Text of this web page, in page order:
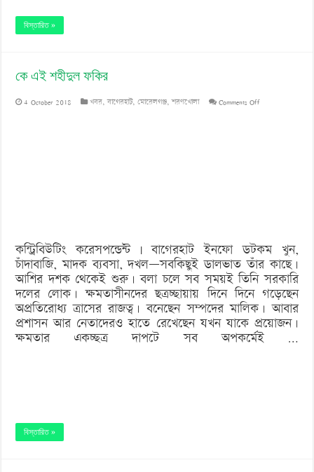
বিস্তারিত »
কে এই শহীদুল ফকির
4 October 2018 খবর,বাগেরহাট,মোরেলগঞ্জ,শরণখোলা Comments Offon
কন্ট্রিবিউটিং করেসপন্ডেন্ট | বাগেরহাট ইনফো ডটকম খুন,
চাঁদাবাজি, মাদক ব্যবসা, দখল—সবকিছুই ডালভাত তাঁর কাছে।
আশির দশক থেকেই শুরু। বলা চলে সব সময়ই তিনি সরকারি
দলের লোক। ক্ষমতাসীনদের ছত্রচ্ছায়ায় দিনে দিনে গড়েছেন
অপ্রতিরোধ্য ত্রাসের রাজত্ব। বনেছেন সম্পদের মালিক। আবার
প্রশাসন আর নেতাদেরও হাতে রেখেছেন যখন যাকে প্রয়োজন।
ক্ষমতার একচ্ছত্র দাপটে সব অপকর্মেই …
বিস্তারিত »